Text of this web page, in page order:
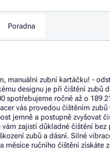
Poradna
manuální zubní kartáčku! -
designu je při čištění zubů
spotřebujeme ročně až o 189
vás provedou čištěním
jemně a postupně zvyšovat
zajistí důkladné čištění
zubů a dásní. Silné
měsíce ručního čištění získáte